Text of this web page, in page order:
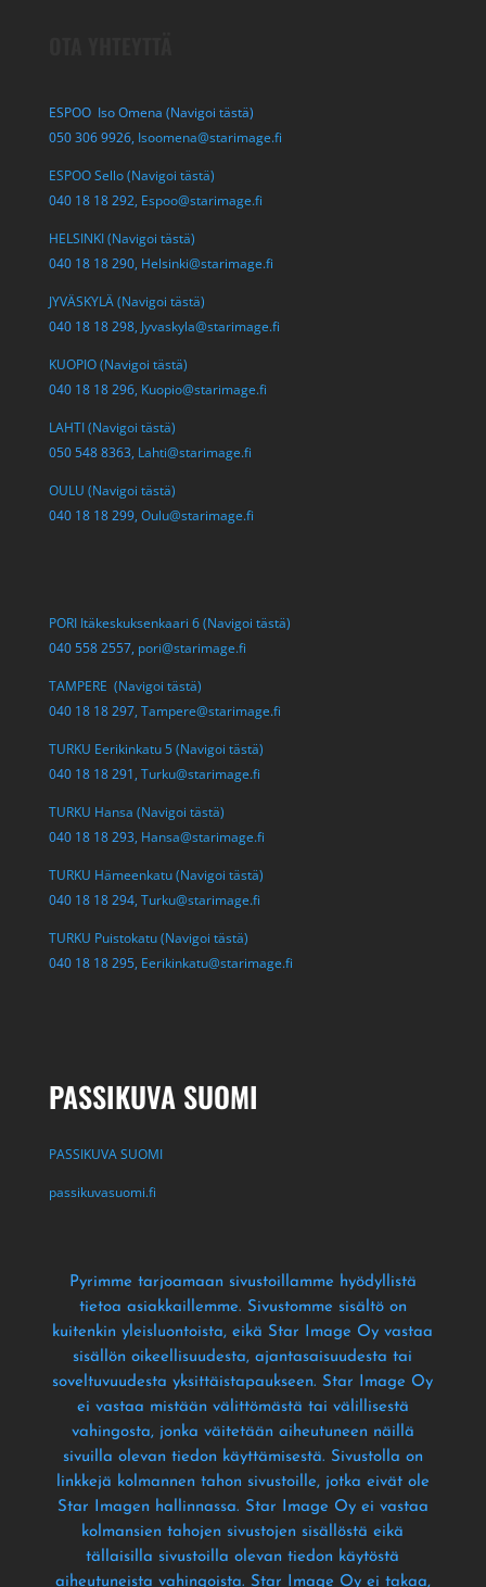
ESPOO Iso Omena (Navigoi tästä)
050 306 9926, Isoomena@starimage.fi
ESPOO Sello (Navigoi tästä)
040 18 18 292, Espoo@starimage.fi
HELSINKI (Navigoi tästä)
040 18 18 290, Helsinki@starimage.fi
JYVÄSKYLÄ (Navigoi tästä)
040 18 18 298, Jyvaskyla@starimage.fi
KUOPIO (Navigoi tästä)
040 18 18 296, Kuopio@starimage.fi
LAHTI (Navigoi tästä)
050 548 8363, Lahti@starimage.fi
OULU (Navigoi tästä)
040 18 18 299, Oulu@starimage.fi
PORI Itäkeskuksenkaari 6 (Navigoi tästä)
040 558 2557, pori@starimage.fi
TAMPERE (Navigoi tästä)
040 18 18 297, Tampere@starimage.fi
TURKU Eerikinkatu 5 (Navigoi tästä)
040 18 18 291, Turku@starimage.fi
TURKU Hansa (Navigoi tästä)
040 18 18 293, Hansa@starimage.fi
TURKU Hämeenkatu (Navigoi tästä)
040 18 18 294, Turku@starimage.fi
TURKU Puistokatu (Navigoi tästä)
040 18 18 295, Eerikinkatu@starimage.fi
PASSIKUVA SUOMI
PASSIKUVA SUOMI
passikuvasuomi.fi
Pyrimme tarjoamaan sivustoillamme hyödyllistä
tietoa asiakkaillemme. Sivustomme sisältö on
kuitenkin yleisluontoista, eikä Star Image Oy vastaa
sisällön oikeellisuudesta, ajantasaisuudesta tai
soveltuvuudesta yksittäistapaukseen. Star Image Oy
ei vastaa mistään välittömästä tai välillisestä
vahingosta, jonka väitetään aiheutuneen näillä
sivuilla olevan tiedon käyttämisestä. Sivustolla on
linkkejä kolmannen tahon sivustoille, jotka eivät ole
Star Imagen hallinnassa. Star Image Oy ei vastaa
kolmansien tahojen sivustojen sisällöstä eikä
tällaisilla sivustoilla olevan tiedon käytöstä
aiheutuneista vahingoista. Star Image Oy ei takaa,